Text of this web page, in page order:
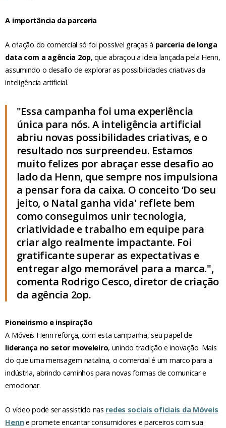
A importância da parceria
A criação do comercial só foi possível graças à parceria de longa
data com a agência 2op, que abraçou a ideia lançada pela Henn,
assumindo o desafio de explorar as possibilidades criativas da
inteligência artificial.
"Essa campanha foi uma experiência
única para nós. A inteligência artificial
abriu novas possibilidades criativas, e o
resultado nos surpreendeu. Estamos
muito felizes por abraçar esse desafio ao
lado da Henn, que sempre nos impulsiona
a pensar fora da caixa. O conceito ‘Do seu
jeito, o Natal ganha vida' reflete bem
como conseguimos unir tecnologia,
criatividade e trabalho em equipe para
criar algo realmente impactante. Foi
gratificante superar as expectativas e
entregar algo memorável para a marca.",
comenta Rodrigo Cesco, diretor de criação
da agência 2op.
Pioneirismo e inspiração
A Móveis Henn reforça, com esta campanha, seu papel de
liderança no setor moveleiro, unindo tradição e inovação. Mais
do que uma mensagem natalina, o comercial é um marco para a
indústria, abrindo caminhos para novas formas de comunicar e
emocionar.
O vídeo pode ser assistido nas redes sociais oficiais da Móveis
Henne promete encantar consumidores e parceiros com sua